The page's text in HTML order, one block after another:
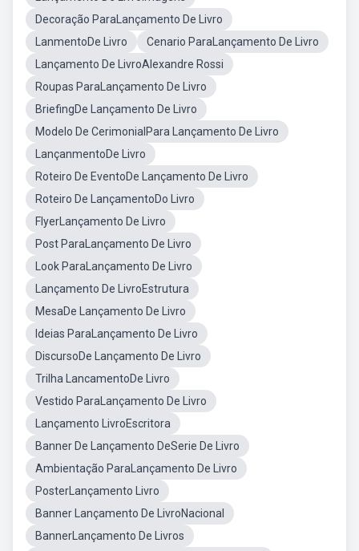
Decoração ParaLançamento De Livro
LanmentoDe Livro
Cenario ParaLançamento De Livro
Lançamento De LivroAlexandre Rossi
Roupas ParaLançamento De Livro
BriefingDe Lançamento De Livro
Modelo De CerimonialPara Lançamento De Livro
LançanmentoDe Livro
Roteiro De EventoDe Lançamento De Livro
Roteiro De LançamentoDo Livro
FlyerLançamento De Livro
Post ParaLançamento De Livro
Look ParaLançamento De Livro
Lançamento De LivroEstrutura
MesaDe Lançamento De Livro
Ideias ParaLançamento De Livro
DiscursoDe Lançamento De Livro
Trilha LancamentoDe Livro
Vestido ParaLançamento De Livro
Lançamento LivroEscritora
Banner De Lançamento DeSerie De Livro
Ambientação ParaLançamento De Livro
PosterLançamento Livro
Banner Lançamento De LivroNacional
BannerLançamento De Livros